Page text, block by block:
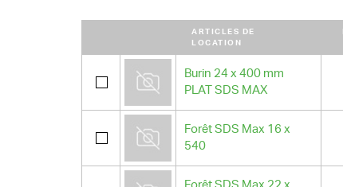
ARTICLES DE
LOCATION
Burin 24 x 400 mm
PLAT SDS MAX
Forêt SDS Max 16 x
540